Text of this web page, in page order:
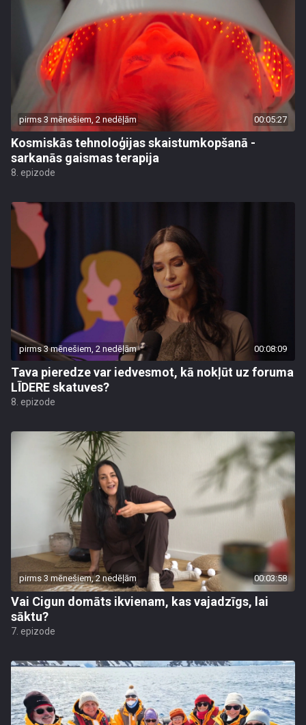
pirms 3 mēnešiem, 2 nedēļām 00:05:27
Kosmiskās tehnoloģijas skaistumkopšanā -
sarkanās gaismas terapija
8. epizode
pirms 3 mēnešiem, 2 nedēļām 00:08:09
Tava pieredze var iedvesmot, kā nokļūt uz foruma
LĪDERE skatuves?
8. epizode
pirms 3 mēnešiem, 2 nedēļām 00:03:58
Vai Cigun domāts ikvienam, kas vajadzīgs, lai
sāktu?
7. epizode